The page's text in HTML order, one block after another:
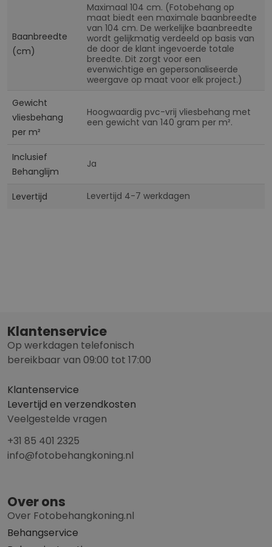
Baanbreedte
(cm)
Maximaal 104 cm. (Fotobehang op
maat biedt een maximale baanbreedte
van 104 cm. De werkelijke baanbreedte
wordt gelijkmatig verdeeld op basis van
de door de klant ingevoerde totale
breedte. Dit zorgt voor een
evenwichtige en gepersonaliseerde
weergave op maat voor elk project.)
Gewicht
vliesbehang
per m²
Hoogwaardig pvc-vrij vliesbehang met
een gewicht van 140 gram per m².
Inclusief
Behanglijm
Ja
Levertijd Levertijd 4-7 werkdagen
Klantenservice
Op werkdagen telefonisch
bereikbaar van 09:00 tot 17:00
Klantenservice
Levertijd en verzendkosten
Veelgestelde vragen
+31 85 401 2325
info@fotobehangkoning.nl
Over ons
Over Fotobehangkoning.nl
Behangservice